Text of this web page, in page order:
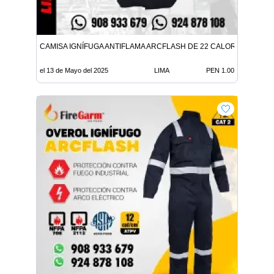
CAMISA IGNÍFUGA ANTIFLAMA ARCFLASH DE 22 CALORIAS
el 13 de Mayo del 2025 LIMA PEN 1.00